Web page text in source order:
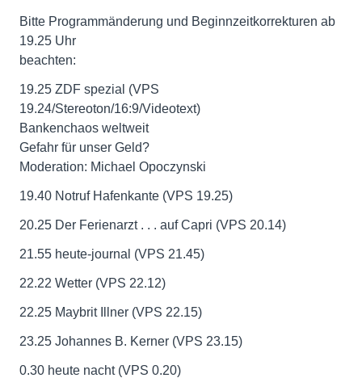
Bitte Programmänderung und Beginnzeitkorrekturen ab
19.25 Uhr
beachten:
19.25 ZDF spezial (VPS
19.24/Stereoton/16:9/Videotext)
Bankenchaos weltweit
Gefahr für unser Geld?
Moderation: Michael Opoczynski
19.40 Notruf Hafenkante (VPS 19.25)
20.25 Der Ferienarzt . . . auf Capri (VPS 20.14)
21.55 heute-journal (VPS 21.45)
22.22 Wetter (VPS 22.12)
22.25 Maybrit Illner (VPS 22.15)
23.25 Johannes B. Kerner (VPS 23.15)
0.30 heute nacht (VPS 0.20)